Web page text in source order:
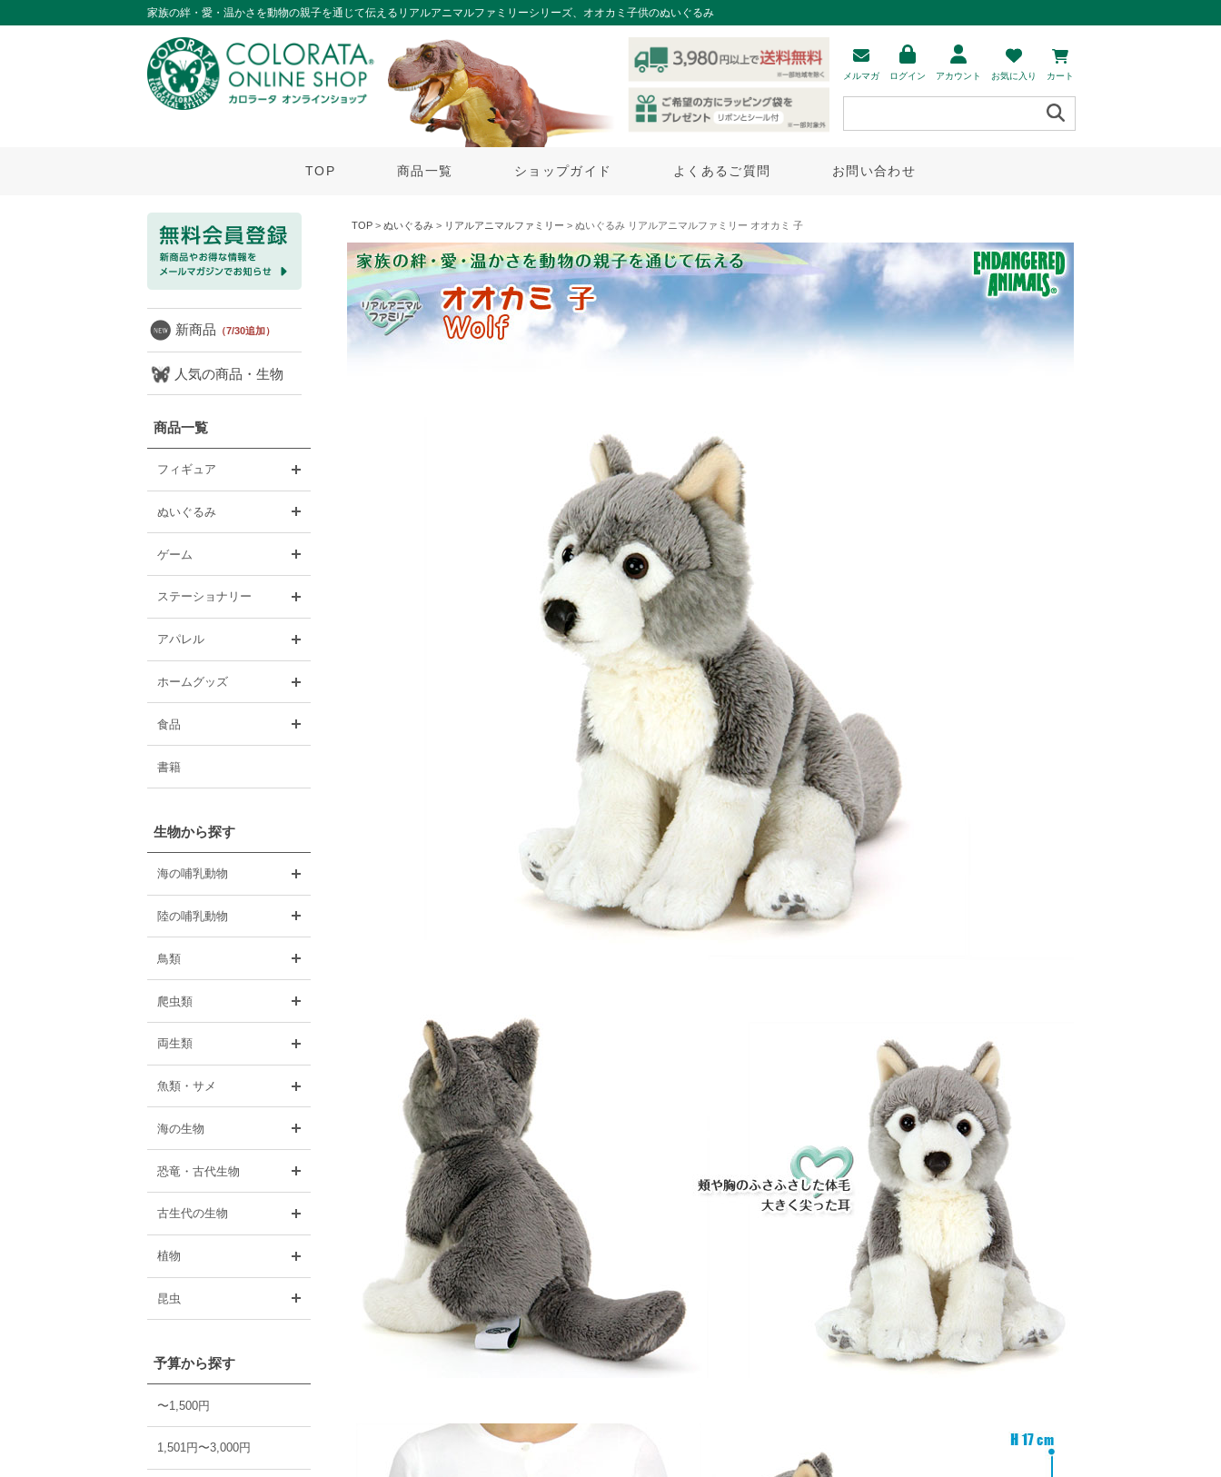
家族の絆・愛・温かさを動物の親子を通じて伝えるリアルアニマルファミリーシリーズ、オオカミ子供のぬいぐるみ
メルマガ ログイン アカウント お気に入り カート
TOP 商品一覧 ショップガイド よくあるご質問 お問い合わせ
新商品 （7/30追加）
人気の商品・生物
商品一覧
フィギュア
ぬいぐるみ
ゲーム
ステーショナリー
アパレル
ホームグッズ
食品
書籍
生物から探す
海の哺乳動物
陸の哺乳動物
鳥類
爬虫類
両生類
魚類・サメ
海の生物
恐竜・古代生物
古生代の生物
植物
昆虫
予算から探す
〜1,500円
1,501円〜3,000円
TOP > ぬいぐるみ > リアルアニマルファミリー > ぬいぐるみ リアルアニマルファミリー オオカミ 子